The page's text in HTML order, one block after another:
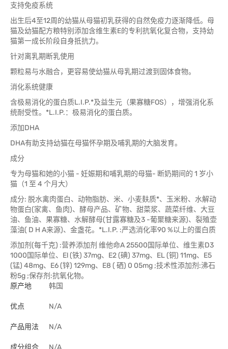
支持免疫系统
出生后4至12周的幼猫从母猫初乳获得的自然免疫力逐渐降低。母
猫及幼猫配方粮特别添加含维生素E的专利抗氧化复合物，支持幼
猫第一成长阶段自身抵抗力。
针对离乳期断乳使用
颗粒易与水融合，更容易使幼猫从母乳期过渡到固体食物。
消化系统健康
含极易消化的蛋白质L.I.P.*及益生元（果寡糖FOS），增强消化系
统耐受性。*L.I.P.：极易消化的蛋白质。
添加DHA
DHA有助支持幼猫在母猫怀孕期及哺乳期的大脑发育。
成分
专为母猫和她的小猫 - 妊娠期和哺乳期的母猫- 断奶期间的 1 岁小
猫（1 至 4 个月大）
成分: 脱水禽肉蛋白、动物脂肪、米、小麦麸质*、玉米粉、水解动
物蛋白(家禽、鱼肉)、酵母产品、矿物、甜菜浆、蔬菜纤维、大豆
油、鱼油、果寡糖、水解酵母(甘露寡糖及3 -葡聚糖来源)、裂殖壶
藻油( D H A来源)、金盏花。*L.I.P. :严选消化率90 %以上的蛋白质
添加剂(每千克) :营养添加剂 维他命A 25500国际单位、维生素D3
1000国际单位、El (铁) 37mg、E2 (碘) 37mg、EL (铜) 11mg、E5
(锰) 48mg、E6 (锌) 129mg、E8 ( 硒) 0 05mg ;技术性添加剂:沸石
粉5g ;保存剂:抗氧化物。
原产地
韩国
优点 N/A
产品用法 N/A
成分组合 N/A